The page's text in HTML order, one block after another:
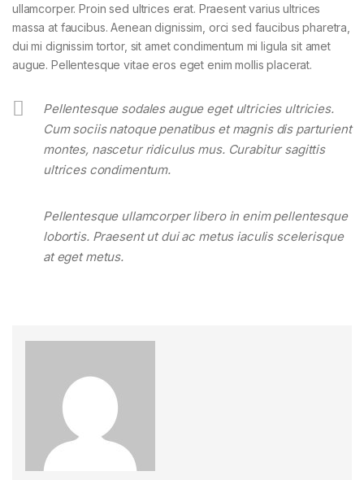
ullamcorper. Proin sed ultrices erat. Praesent varius ultrices
massa at faucibus. Aenean dignissim, orci sed faucibus pharetra,
dui mi dignissim tortor, sit amet condimentum mi ligula sit amet
augue. Pellentesque vitae eros eget enim mollis placerat.
Pellentesque sodales augue eget ultricies ultricies.
Cum sociis natoque penatibus et magnis dis parturient
montes, nascetur ridiculus mus. Curabitur sagittis
ultrices condimentum.
Pellentesque ullamcorper libero in enim pellentesque
lobortis. Praesent ut dui ac metus iaculis scelerisque
at eget metus.